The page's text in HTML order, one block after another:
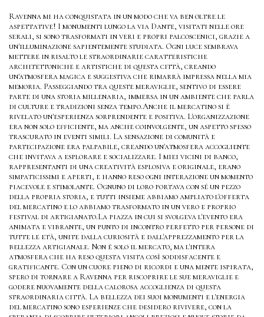
Ravenna mi ha conquistata in un modo che va ben oltre le
aspettative! I monumenti lungo la via Dante, visitati nelle ore
serali, si sono trasformati in veri e propri palcoscenici, grazie a
un'illuminazione sapientemente studiata. Ogni luce sembrava
mettere in risalto le straordinarie caratteristiche
architettoniche e artistiche di questa città, creando
un'atmosfera magica e suggestiva che rimarrà impressa nella mia
memoria. Passeggiando tra queste meraviglie, sentivo di essere
parte di una storia millenaria, immersa in un ambiente che parla
di culture e tradizioni senza tempo.Anche il mercatino si è
rivelato un'esperienza sorprendente e positiva. L'organizzazione
era non solo efficiente, ma anche coinvolgente, un aspetto spesso
trascurato in eventi simili. La sensazione di comunità e
partecipazione era palpabile, creando un'atmosfera accogliente
che invitava a esplorare e socializzare. I miei vicini di banco,
rappresentanti di una creatività esplosiva e originale, erano
simpaticissimi e aperti, e hanno reso ogni interazione un momento
piacevole e stimolante. Ognuno di loro portava con sé un pezzo
della propria storia, e tutti insieme abbiamo ampliato l'offerta
del mercatino e lo abbiamo trasformato in un vero e proprio
festival di artigianato.La piazza in cui si svolgeva l'evento era
animata e vibrante, un punto di incontro perfetto per persone di
tutte le età, unite dalla curiosità e dall'apprezzamento per la
bellezza artigianale. Non è solo il mercato, ma l'intera
atmosfera che ha reso questa visita così soddisfacente e
gratificante. Con un cuore pieno di ricordi e una mente ispirata,
spero di tornare a Ravenna per riscoprire le sue meraviglie e
godere nuovamente della calorosa accoglienza di questa
straordinaria città. La bellezza dei suoi monumenti e l'energia
del mercatino sono esperienze che desidero rivivere, con la